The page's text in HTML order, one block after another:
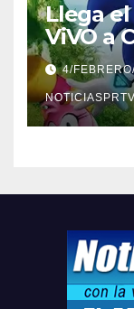
Llega el
ViVO a
Relojes
compre
4/